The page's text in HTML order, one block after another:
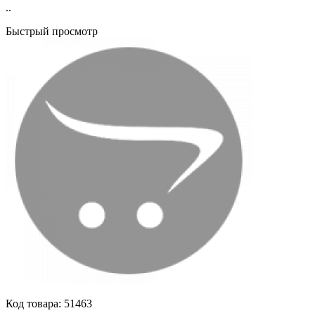
..
Быстрый просмотр
Код товара: 51463